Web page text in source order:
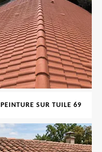
PEINTURE SUR TUILE 69